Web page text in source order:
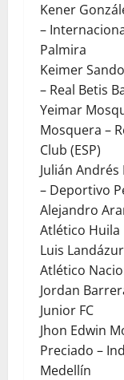
Kener
–
Palmira
Keimer
– Real Betis
Yeimar
Mosquera –
Club (ESP)
Julián
– Deportivo
Alejandro
Atlético Huila
Luis
Atlético
Jordan
Junior FC
Jhon Edwin
Preciado –
Medellín